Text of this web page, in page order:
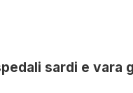
sardi e vara